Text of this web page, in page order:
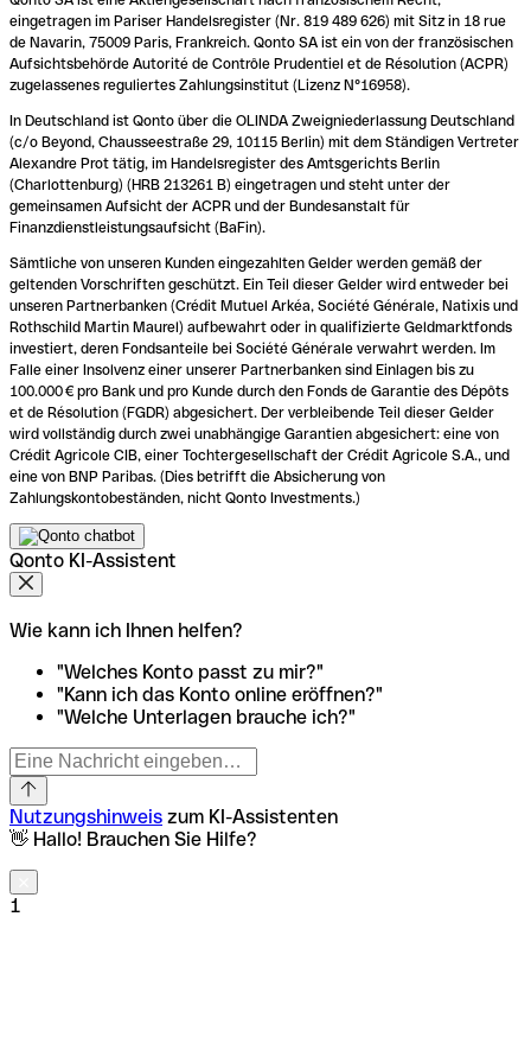
eingetragen im Pariser Handelsregister (Nr. 819 489 626) mit Sitz in 18 rue
de Navarin, 75009 Paris, Frankreich. Qonto SA ist ein von der französischen
Aufsichtsbehörde Autorité de Contrôle Prudentiel et de Résolution (ACPR)
zugelassenes reguliertes Zahlungsinstitut (Lizenz N°16958).
In Deutschland ist Qonto über die OLINDA Zweigniederlassung Deutschland
(c/o Beyond, Chausseestraße 29, 10115 Berlin) mit dem Ständigen Vertreter
Alexandre Prot tätig, im Handelsregister des Amtsgerichts Berlin
(Charlottenburg) (HRB 213261 B) eingetragen und steht unter der
gemeinsamen Aufsicht der ACPR und der Bundesanstalt für
Finanzdienstleistungsaufsicht (BaFin).
Sämtliche von unseren Kunden eingezahlten Gelder werden gemäß der
geltenden Vorschriften geschützt. Ein Teil dieser Gelder wird entweder bei
unseren Partnerbanken (Crédit Mutuel Arkéa, Société Générale, Natixis und
Rothschild Martin Maurel) aufbewahrt oder in qualifizierte Geldmarktfonds
investiert, deren Fondsanteile bei Société Générale verwahrt werden. Im
Falle einer Insolvenz einer unserer Partnerbanken sind Einlagen bis zu
100.000 € pro Bank und pro Kunde durch den Fonds de Garantie des Dépôts
et de Résolution (FGDR) abgesichert. Der verbleibende Teil dieser Gelder
wird vollständig durch zwei unabhängige Garantien abgesichert: eine von
Crédit Agricole CIB, einer Tochtergesellschaft der Crédit Agricole S.A., und
eine von BNP Paribas. (Dies betrifft die Absicherung von
Zahlungskontobeständen, nicht Qonto Investments.)
Qonto KI-Assistent
Wie kann ich Ihnen helfen?
"Welches Konto passt zu mir?"
"Kann ich das Konto online eröffnen?"
"Welche Unterlagen brauche ich?"
Nutzungshinweis zum KI-Assistenten
👋 Hallo! Brauchen Sie Hilfe?
1